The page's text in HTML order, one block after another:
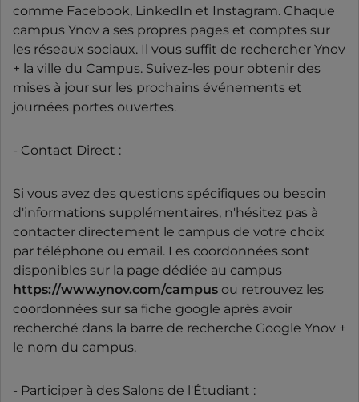
comme Facebook, LinkedIn et Instagram. Chaque
campus Ynov a ses propres pages et comptes sur
les réseaux sociaux. Il vous suffit de rechercher Ynov
+ la ville du Campus. Suivez-les pour obtenir des
mises à jour sur les prochains événements et
journées portes ouvertes.
- Contact Direct :
Si vous avez des questions spécifiques ou besoin
d'informations supplémentaires, n'hésitez pas à
contacter directement le campus de votre choix
par téléphone ou email. Les coordonnées sont
disponibles sur la page dédiée au campus
https://www.ynov.com/campus ou retrouvez les
coordonnées sur sa fiche google après avoir
recherché dans la barre de recherche Google Ynov +
le nom du campus.
- Participer à des Salons de l'Étudiant :